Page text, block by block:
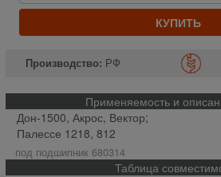
КУПИТЬ
Производство: РФ
Применяемость и
Дон-1500, Акрос, Вектор;
Палессе 1218, 812
под подшипник 680314
Таблица